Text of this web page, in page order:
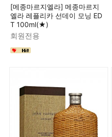
[메종마르지엘라] 메종마르지
엘라 레플리카 선데이 모닝 ED
T 100ml(★)
회원전용